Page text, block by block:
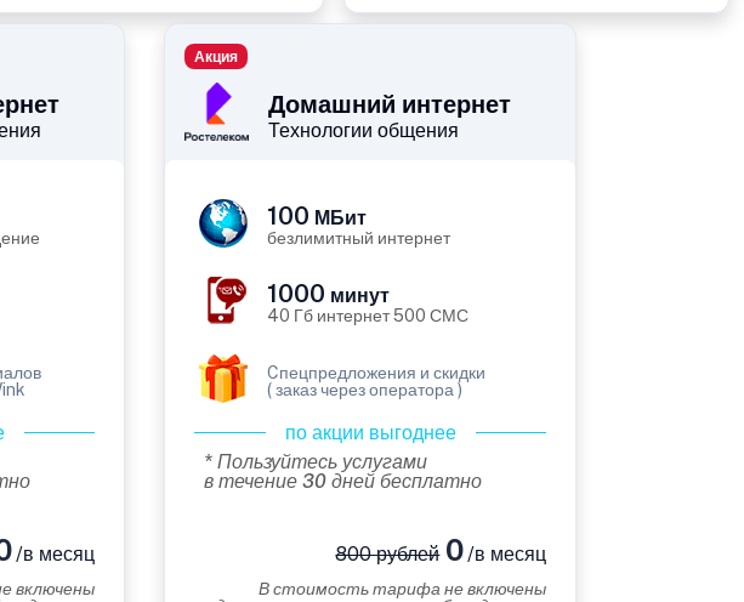
/в месяц
включены
Домашний интернет
Технологии общения
Акция
100 МБит
безлимитный интернет
1000 минут
40 Гб интернет 500 СМС
Cпецпредложения и скидки
( заказ через оператора )
по акции выгоднее
* Пользуйтесь услугами
в течение 30 дней бесплатно
800 рублей0/в месяц
В стоимость тарифа не включены